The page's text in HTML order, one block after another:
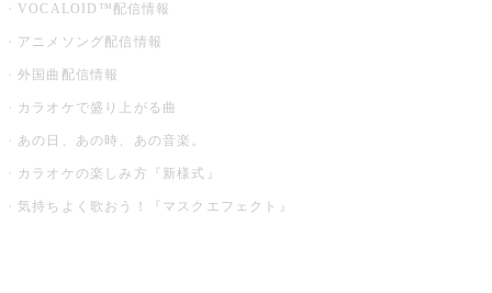
VOCALOID™配信情報
アニメソング配信情報
外国曲配信情報
カラオケで盛り上がる曲
あの日、あの時、あの音楽。
カラオケの楽しみ方『新様式』
気持ちよく歌おう！『マスクエフェクト』